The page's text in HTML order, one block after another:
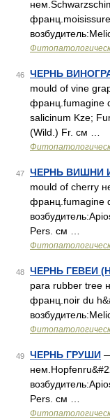
46 ЧЕРНЬ
mould of vine
франц.fumagine
salicinum Kze;
(Wild.) Fr. см …
47 ЧЕРНЬ ВИШНИ
mould of cherry
франц.fumagine
Pers. см …
48 ЧЕРНЬ ГЕВЕИ
para rubber tree
франц.noir du
49 ЧЕРНЬ ГРУШИ
Pers. см …